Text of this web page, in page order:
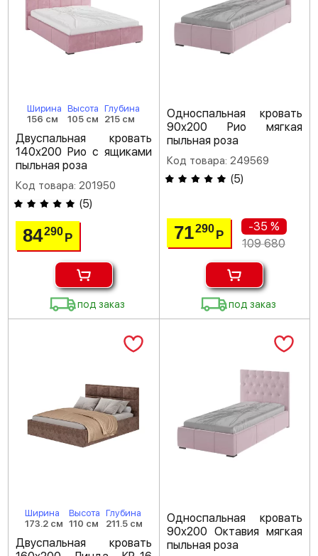
Ширина
156 см
Высота
105 см
Глубина
215 см
Двуспальная кровать
140х200 Рио с ящиками
пыльная роза
Код товара: 201950
(5)
84290Р
под заказ
Односпальная кровать
90х200 Рио мягкая
пыльная роза
Код товара: 249569
(5)
71290 Р
-35 %
109 680
под заказ
Ширина
173.2 см
Высота
110 см
Глубина
211.5 см
Двуспальная кровать
Односпальная кровать
90х200 Октавия мягкая
пыльная роза